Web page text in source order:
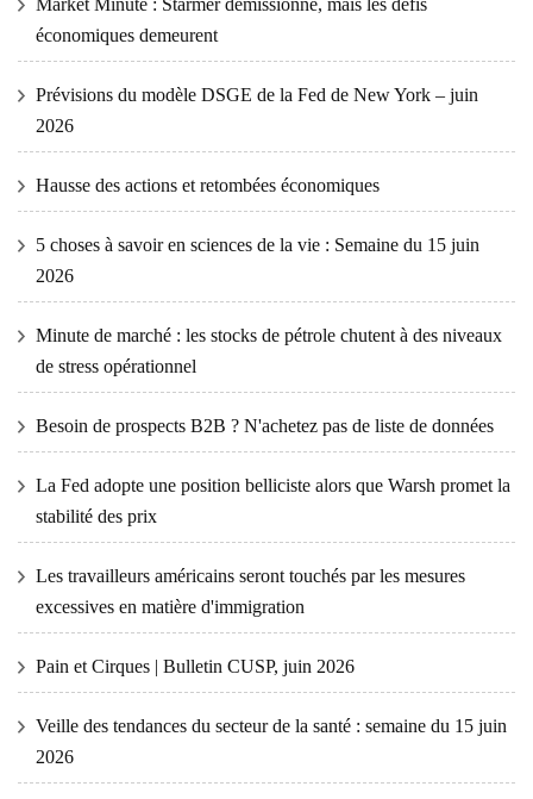
Market Minute : Starmer démissionne, mais les défis
économiques demeurent
Prévisions du modèle DSGE de la Fed de New York – juin
2026
Hausse des actions et retombées économiques
5 choses à savoir en sciences de la vie : Semaine du 15 juin
2026
Minute de marché : les stocks de pétrole chutent à des niveaux
de stress opérationnel
Besoin de prospects B2B ? N'achetez pas de liste de données
La Fed adopte une position belliciste alors que Warsh promet la
stabilité des prix
Les travailleurs américains seront touchés par les mesures
excessives en matière d'immigration
Pain et Cirques | Bulletin CUSP, juin 2026
Veille des tendances du secteur de la santé : semaine du 15 juin
2026